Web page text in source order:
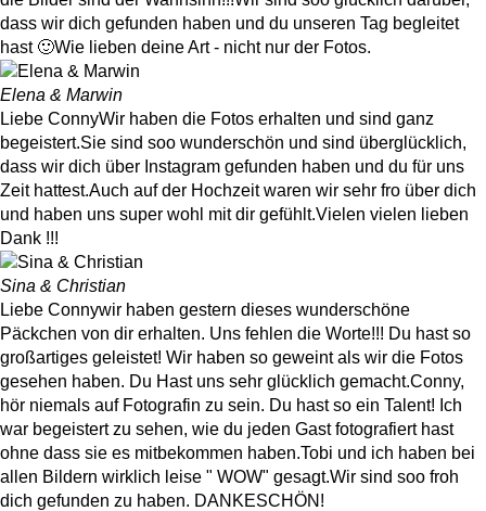
dass wir dich gefunden haben und du unseren Tag begleitet
hast 🙂 ​ Wie lieben deine Art - nicht nur der Fotos. ​
Elena & Marwin
Liebe Conny ​ Wir haben die Fotos erhalten und sind ganz
begeistert.Sie sind soo wunderschön und sind überglücklich,
dass wir dich über Instagram gefunden haben und du für uns
Zeit hattest. ​ Auch auf der Hochzeit waren wir sehr fro über dich
und haben uns super wohl mit dir gefühlt. ​ Vielen vielen lieben
Dank !!! ​
Sina & Christian
Liebe Conny ​ wir haben gestern dieses wunderschöne
Päckchen von dir erhalten. Uns fehlen die Worte!!! Du hast so
großartiges geleistet! Wir haben so geweint als wir die Fotos
gesehen haben. Du Hast uns sehr glücklich gemacht. ​ Conny,
hör niemals auf Fotografin zu sein. Du hast so ein Talent! Ich
war begeistert zu sehen, wie du jeden Gast fotografiert hast
ohne dass sie es mitbekommen haben. ​ Tobi und ich haben bei
allen Bildern wirklich leise " WOW" gesagt. ​ Wir sind soo froh
dich gefunden zu haben. DANKESCHÖN! ​